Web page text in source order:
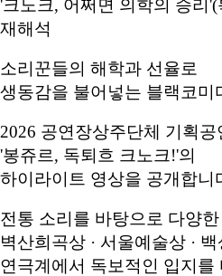
'크노크, 어쩌면 의학의 승리
재해석
소리꾼들의 해학과 선율로
생동감을 불어넣는 블랙코미
2026 공연장상주단체 기획공
'봉쥬르, 독퇴흐 크노크!'의
하이라이트 영상을 공개합니
전통 소리를 바탕으로 다양
벽산희곡상 · 서울예술상 ·
연극계에서 독보적인 입지